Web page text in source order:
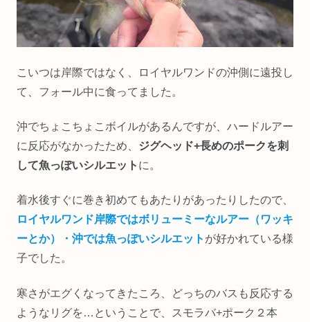
こいつは岸際ではなく、ロイヤルワンドの沖側に遠投し
て、フォール中に食ってました。
沖でちょこちょこボイルがあるんですが、ハードルアー
に反応がなかったため、 ジグヘッド+長めのポークを刺
して魚っぽいシルエット に。
着水後すぐに巻き初めてもあたりがあったりしたので、
ロイヤルワンド岸際ではボリューミーなルアー（ワッキ
ーとか）・沖では魚っぽいシルエット が好かれている様
子でした。
寒さがエグくなってきたころ、どっちのバスも反応する
ようなリグを…ということで、スモラバ+ポーク２本